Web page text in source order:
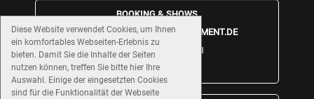
Diese Website verwendet Cookies, um Ihnen
ein komfortables Webseiten-Erlebnis zu
bieten. Damit Sie die Inhalte der Seiten
nutzen können, treffen Sie bitte hier Ihre
Auswahl. Einige der eingesetzten Cookies
sind für die Funktionalität der Webseite
BOOKING & SHOWS
BOOKING(AT)DDC-ENTERTAINMENT.DE
TEL.: +49 9721 9452871
WHATSAPP